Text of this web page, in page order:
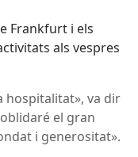
Frankfurt i els
als vespres
hospitalitat», va dir
el gran
i generositat».